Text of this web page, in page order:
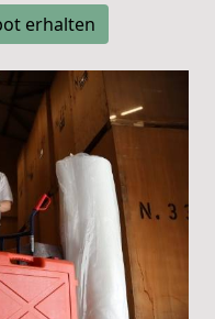
erhalten